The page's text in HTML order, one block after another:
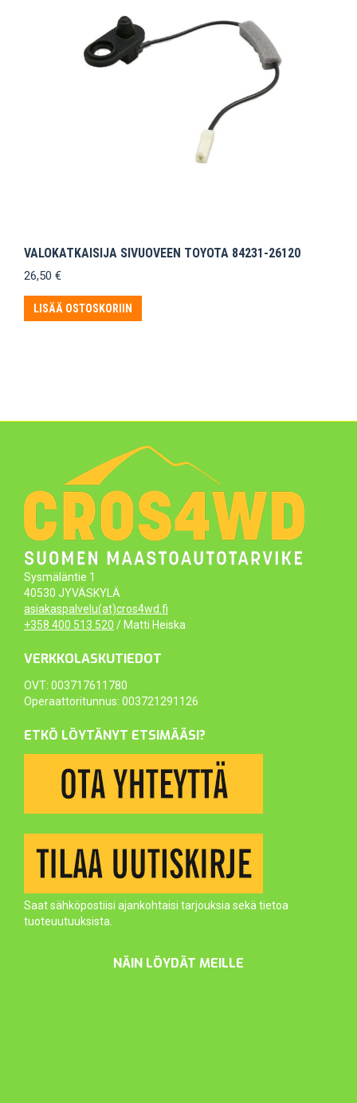
VALOKATKAISIJA SIVUOVEEN TOYOTA 84231-26120
26,50 €
LISÄÄ OSTOSKORIIN
Sysmäläntie 1
40530 JYVÄSKYLÄ
asiakaspalvelu(at)cros4wd.fi
+358 400 513 520 / Matti Heiska
VERKKOLASKUTIEDOT
OVT: 003717611780
Operaattoritunnus: 003721291126
ETKÖ LÖYTÄNYT ETSIMÄÄSI?
Saat sähköpostiisi ajankohtaisi tarjouksia sekä tietoa
tuoteuutuuksista.
NÄIN LÖYDÄT MEILLE